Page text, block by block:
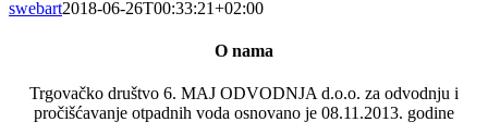
swebart2018-06-26T00:33:21+02:00
O nama
Trgovačko društvo 6. MAJ ODVODNJA d.o.o. za odvodnju i
pročišćavanje otpadnih voda osnovano je 08.11.2013. godine